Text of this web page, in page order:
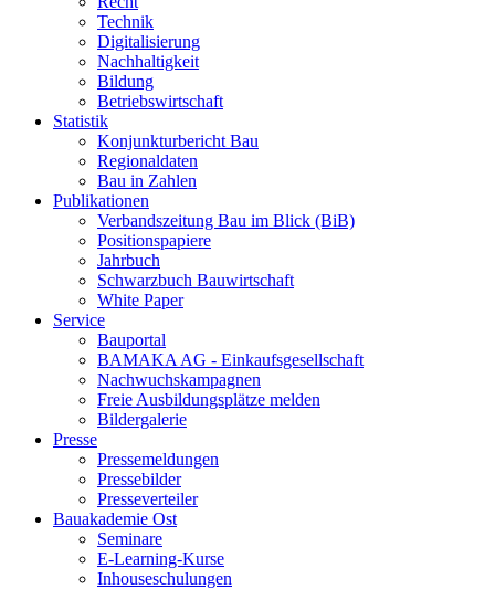
Technik
Digitalisierung
Nachhaltigkeit
Bildung
Betriebswirtschaft
Statistik
Konjunkturbericht Bau
Regionaldaten
Bau in Zahlen
Publikationen
Verbandszeitung Bau im Blick (BiB)
Positionspapiere
Jahrbuch
Schwarzbuch Bauwirtschaft
White Paper
Service
Bauportal
BAMAKA AG - Einkaufsgesellschaft
Nachwuchskampagnen
Freie Ausbildungsplätze melden
Bildergalerie
Presse
Pressemeldungen
Pressebilder
Presseverteiler
Bauakademie Ost
Seminare
E-Learning-Kurse
Inhouseschulungen